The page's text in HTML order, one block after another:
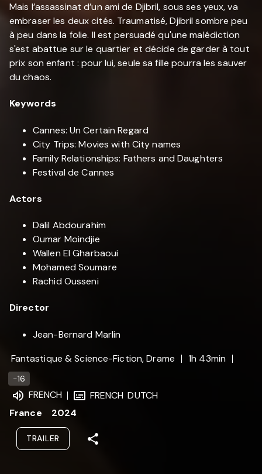
Mais l’assassinat d’un ami de Djibril, sous ses yeux, va
embraser les deux cités. Traumatisé, Djibril sombre peu
à peu dans la folie. Il est persuadé qu'une malédiction
s'est abattue sur le quartier et décide de garder à tout
prix son enfant : pour lui, seule sa fille pourra les sauver
du chaos.
Keywords
Cannes: Un Certain Regard
City Trips: Movies with City names
Family Relationships: Fathers and Daughters
Festival de Cannes
Actors
Dalil Abdourahim
Oumar Moindjie
Wallen El Gharbaoui
Mohamed Soumare
Rachid Ousseni
Director
Jean-Bernard Marlin
Fantastique & Science-Fiction, Drame
1h 43min
-16
FRENCH FRENCH DUTCH
France
2024
TRAILER